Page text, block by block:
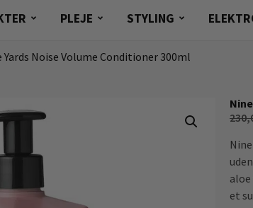
PLEJE STYLING
Yards Noise Volume Conditioner 300ml
et